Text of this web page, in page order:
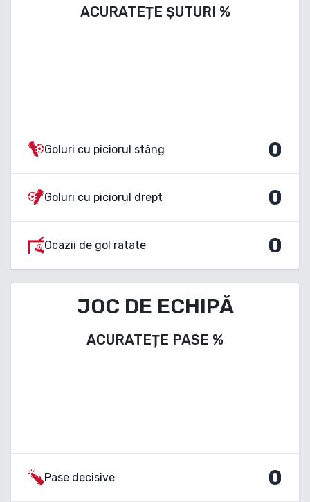
ACURATEȚE ȘUTURI %
Goluri cu piciorul stâng 0
Goluri cu piciorul drept 0
Ocazii de gol ratate 0
JOC DE ECHIPĂ
ACURATEȚE PASE %
Pase decisive 0